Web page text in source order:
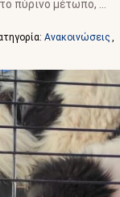
πύρινο μέτωπο, …
Ανακοινώσεις